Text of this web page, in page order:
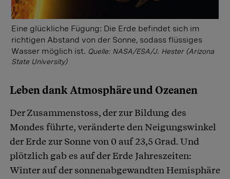
Eine glückliche Fügung: Die Erde befindet sich im
richtigen Abstand von der Sonne, sodass flüssiges
Wasser möglich ist. Quelle: NASA/ESA/J. Hester (Arizona
State University)
Leben dank Atmosphäre und Ozeanen
Der Zusammenstoss, der zur Bildung des
Mondes führte, veränderte den Neigungswinkel
der Erde zur Sonne von 0 auf 23,5 Grad. Und
plötzlich gab es auf der Erde Jahreszeiten:
Winter auf der sonnenabgewandten Hemisphäre